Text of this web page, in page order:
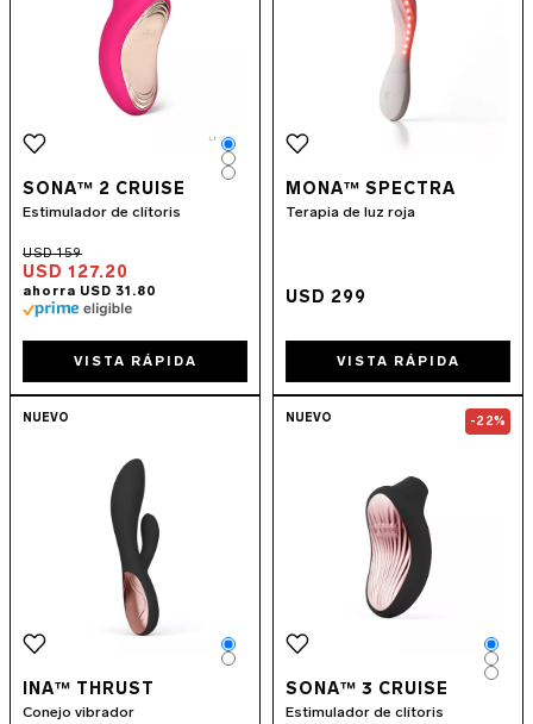
SONA™ 2 CRUISE
Estimulador de clítoris
USD 127.20
Color
Color
Color
VISTA RÁPIDA
MONA™ SPECTRA
Terapia de luz roja
USD 299
VISTA RÁPIDA
INA™ Thrustpage
NUEVO
INA™ THRUST
Conejo vibrador
Color
Color
Go to the
NUEVO -22%
SONA™ 3 CRUISE
Estimulador de clítoris